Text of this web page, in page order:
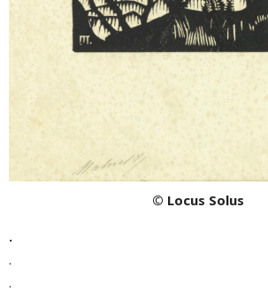
© Locus Solus
.
.
.